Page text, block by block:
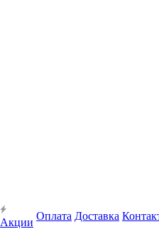
Акции
Оплата Доставка